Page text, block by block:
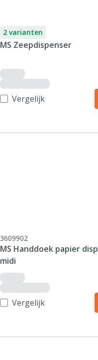
2 varianten
MS Zeepdispenser
Vergelijk
3609902
MS Handdoek papier
midi
Vergelijk